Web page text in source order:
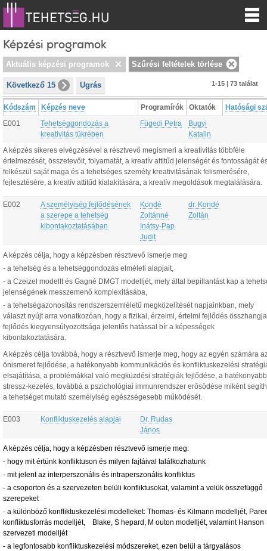
Képzési programok
Aktuális képzési programok Szűrési feltételek törlése
Következő 15 Ugrás 1-15 | 73 találat
Kódszám Képzés neve Programírók Oktatók Hatósági
E001
Tehetséggondozás a
kreativitás tükrében
Fügedi Petra
Bugyi
Katalin
A képzés sikeres elvégzésével a résztvevő megismeri a kreativitás többféle
értelmezését, összetevőit, folyamatát, a kreatív attitűd jelenségét és fontosságát
felkészül saját maga és a tehetséges személy kreativitásának felismerésére,
fejlesztésére, a kreatív attitűd kialakítására, a kreatív megoldások megtalálására.
E002
A személyiség fejlődésének
a szerepe a tehetség
kibontakoztatásában
Kondé
Zoltánné
Inátsy-Pap
Judit
dr. Kondé
Zoltán
A képzés célja, hogy a képzésben résztvevő ismerje meg
- a tehetség és a tehetséggondozás elméleti alapjait,
- a Czeizel modellt és Gagné DMGT modelljét, mely által bepillantást kap a
jelenségének messzemenő komplexitásába,
- a tehetségazonosítás rendszerszemléletű megközelítését napjainkban, mely
választ nyújt arra vonatkozóan, hogy a fizikai, érzelmi, értelmi fejlődés
fejlődés kiegyensúlyozottsága jelentős hatással bír a képességek
kibontakoztatására.
A képzés célja továbbá, hogy a résztvevő ismerje meg, hogy az egyén számára
önismeret fejlődése, a hatékonyabb kommunikációs és konfliktuskezelési
elsajátítása, a problémákkal való megküzdési stratégiák fejlődése, a hatékonyabb
stressz-kezelés, továbbá a pszichológiai immunrendszer erősödése miként
a tehetséget mutató személyiség egészségesebb működését.
E003 Konfliktuskezelés alapjai
Dr. Rudas
János
A képzés célja, hogy a képzésben résztvevő ismerje meg:
- hogy mit értünk konfliktuson és milyen fajtáival találkozhatunk
- mit jelent az interperszonális és intraperszonális konfliktus
- a csoporton és a szervezeten belüli konfliktusokat, valamint a velük összefüggő
szerepeket
- a különböző konfliktuskezelési modelleket: Thomas- és Kilmann modelljét,
konfliktusforrás modelljét, Blake, S hepard, M outon modelljét, valamint Hanson
szervezeti modelljét
- a legfontosabb konfliktuskezelési módszereket, ezen belül a tárgyalásos